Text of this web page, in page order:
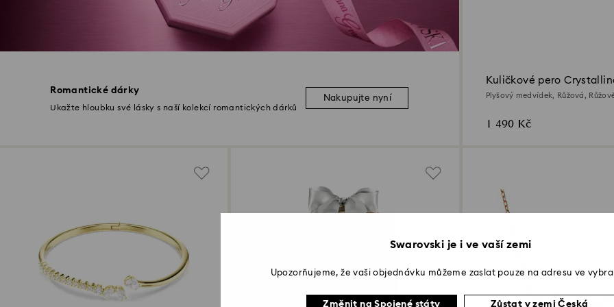
Romantické dárky
Ukažte hloubku své lásky s naší kolekcí romantických dárků
Nakupujte nyní
Kuličkové pero
Plyšový medvídek, Růžová,
1 490 Kč
Swarovski je i ve vaší zemi
Upozorňujeme, že vaši objednávku můžeme zaslat pouze na adresu ve
Změnit na Spojené státy
Zůstat v zemi Česká